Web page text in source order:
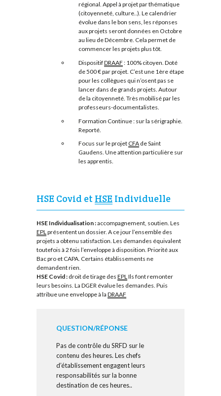
régional. Appel à projet par thématique
(citoyenneté, culture..). Le calendrier
évolue dans le bon sens, les réponses
aux projets seront données en Octobre
au lieu de Décembre. Cela permet de
commencer les projets plus tôt.
DispositifDRAAF : 100% citoyen. Doté
de 500 € par projet. C’est une 1ère étape
pour les collègues qui n’osent pas se
lancer dans de grands projets. Autour
de la citoyenneté. Très mobilisé par les
professeurs-documentalistes.
Formation Continue : sur la sérigraphie.
Reporté.
Focus sur le projet CFA de Saint
Gaudens. Une attention particulière sur
les apprentis.
HSE Covid et HSE Individuelle
HSE Individualisation :accompagnement, soutien. Les
EPL présentent un dossier. A ce jour l’ensemble des
projets a obtenu satisfaction. Les demandes équivalent
toutefois à 2 fois l’enveloppe à disposition. Priorité aux
Bac pro et CAPA. Certains établissements ne
demandent rien.
HSE Covid : droit de tirage des EPL Ils font remonter
leurs besoins. La DGER évalue les demandes. Puis
attribue une enveloppe à la DRAAF
QUESTION/RÉPONSE
Pas de contrôle du SRFD sur le
contenu des heures. Les chefs
d’établissement engagent leurs
responsabilités sur la bonne
destination de ces heures..